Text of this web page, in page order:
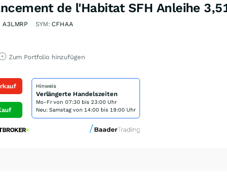
de l'Habitat SFH Anleihe
A3LMRP SYM: CFHAA
Zum Portfolio hinzufügen
Hinweis
Verlängerte Handelszeiten
Mo-Fr von 07:30 bis 23:00 Uhr
Neu: Samstag von 14:00 bis 19:00 Uhr